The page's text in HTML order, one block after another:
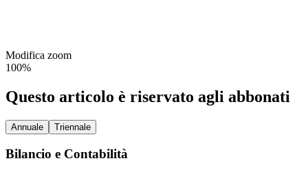
Modifica zoom
100%
Questo articolo è riservato agli abbonati
Annuale Triennale
Bilancio e Contabilità